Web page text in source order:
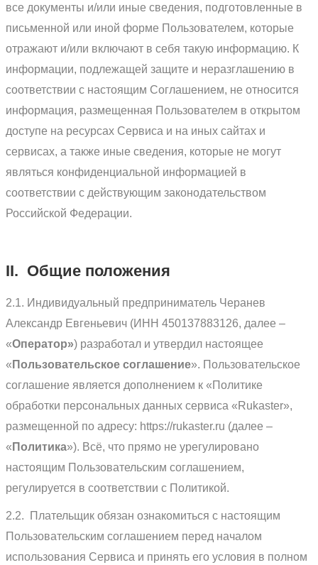
все документы и/или иные сведения, подготовленные в
письменной или иной форме Пользователем, которые
отражают и/или включают в себя такую информацию. К
информации, подлежащей защите и неразглашению в
соответствии с настоящим Соглашением, не относится
информация, размещенная Пользователем в открытом
доступе на ресурсах Сервиса и на иных сайтах и
сервисах, а также иные сведения, которые не могут
являться конфиденциальной информацией в
соответствии с действующим законодательством
Российской Федерации.
II. Общие положения
2.1. Индивидуальный предприниматель Черанев
Александр Евгеньевич (ИНН 450137883126, далее –
«Оператор») разработал и утвердил настоящее
« Пользовательское соглашение». Пользовательское
соглашение является дополнением к «Политике
обработки персональных данных сервиса «Rukaster»,
размещенной по адресу: https://rukaster.ru (далее –
« Политика»). Всё, что прямо не урегулировано
настоящим Пользовательским соглашением,
регулируется в соответствии с Политикой.
2.2. Плательщик обязан ознакомиться с настоящим
Пользовательским соглашением перед началом
использования Сервиса и принять его условия в полном